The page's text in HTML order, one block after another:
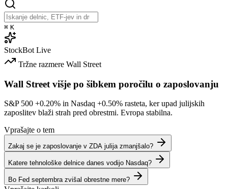
⌘ K
StockBot Live
Tržne razmere Wall Street
Wall Street višje po šibkem poročilu o zaposlovanju
S&P 500 +0.20% in Nasdaq +0.50% rasteta, ker upad julijskih
zaposlitev blaži strah pred obrestmi. Evropa stabilna.
Vprašajte o tem
Zakaj se je zaposlovanje v ZDA julija zmanjšalo?
Katere tehnološke delnice danes vodijo Nasdaq?
Bo Fed septembra zvišal obrestne mere?